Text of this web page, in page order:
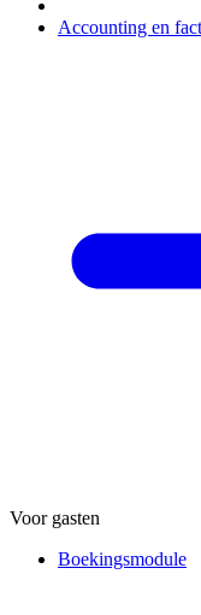
Accounting en
Voor gasten
Boekingsmodule